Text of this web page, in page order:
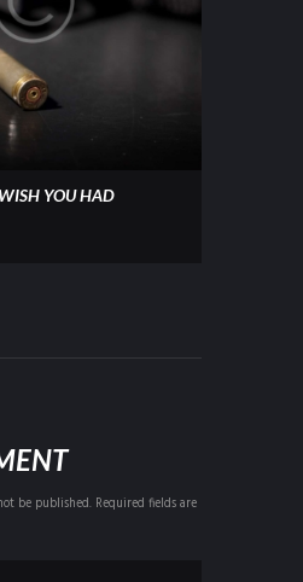
YOU HAD
be published. Required fields are